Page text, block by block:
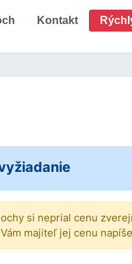
Kontakt
si neprial cenu
majiteľ jej cenu